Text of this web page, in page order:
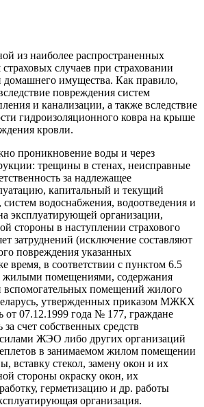
из наиболее распространенных
случаев при страховании
имущества. Как правило,
повреждения систем
и канализации, а также вследствие
гидроизоляционного ковра на крыше
кровли.
проникновение воды и через
трещины в стенах, неисправные
за надлежащее
капитальный и текущий
водоснабжения, водоотведения и
эксплуатирующей организации,
стороны в наступлении страхового
затруднений (исключение составляют
повреждения указанных
время, в соответствии с пунктом 6.5
жилыми помещениями, содержания
помещений жилого
утвержденных приказом МЖКХ
от 07.12.1999 года № 177, граждане
счет собственных средств
силами ЖЭО либо других организаций
в занимаемом жилом помещении
вставку стекол, замену окон и их
стороны окраску окон, их
герметизацию и др. работы
организация.